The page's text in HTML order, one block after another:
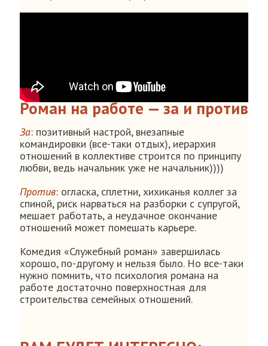
Роман на работе — за и против
За: позитивный настрой, внезапные
командировки (все-таки отдых), иерархия
отношений в коллективе строится по принципу
любви, ведь начальник уже не начальник))))
Против: огласка, сплетни, хихиканья коллег за
спиной, риск нарваться на разборки с супругой,
мешает работать, а неудачное окончание
отношений может помешать карьере.
Комедия «Служебный роман» завершилась
хорошо, по-другому и нельзя было. Но все-таки
нужно помнить, что психология романа на
работе достаточно поверхностная для
строительства семейных отношений.